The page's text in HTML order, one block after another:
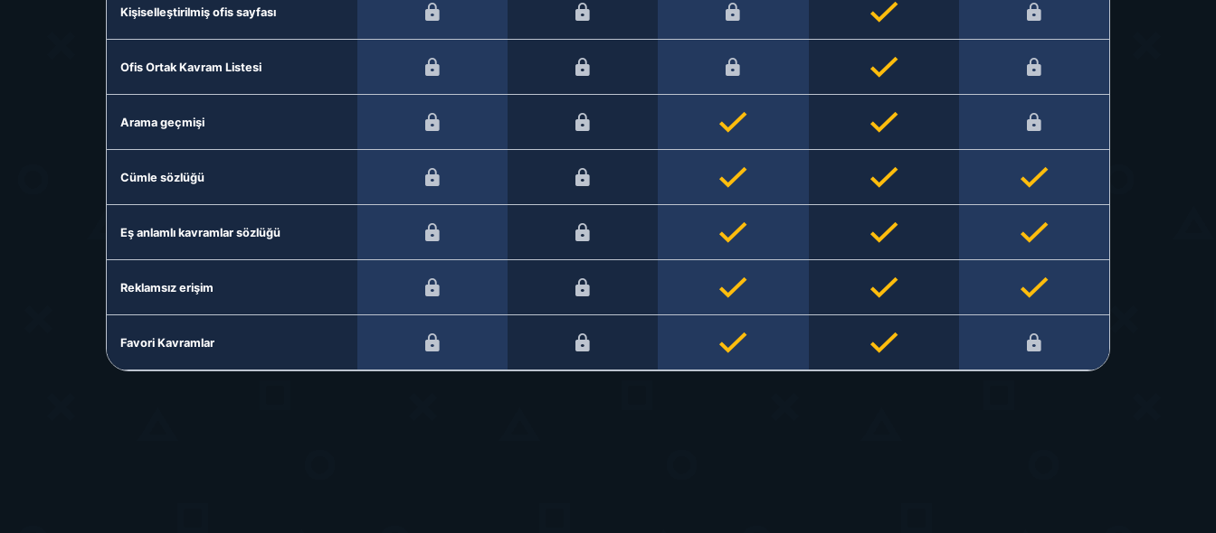
Kişiselleştirilmiş ofis sayfası
Ofis Ortak Kavram Listesi
Arama geçmişi
Cümle sözlüğü
Eş anlamlı kavramlar sözlüğü
Reklamsız erişim
Favori Kavramlar